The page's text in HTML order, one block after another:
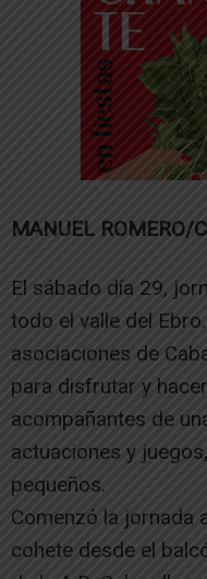
MANUEL ROMERO/
El sábado día 29,
todo el valle del
asociaciones de
para disfrutar y
acompañantes de
actuaciones y
pequeños.
Comenzó la jornada
cohete desde el